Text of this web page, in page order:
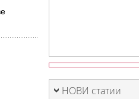
НОВИ статии